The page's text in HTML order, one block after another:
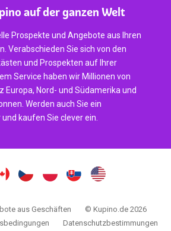
auf der ganzen Welt
Prospekte und Angebote aus Ihren
Verabschieden Sie sich von den
und Prospekten auf Ihrer
Service haben wir Millionen von
Europa, Nord- und Südamerika und
Werden auch Sie ein
kaufen Sie clever ein.
aus Geschäften
© Kupino.de 2026
Datenschutzbestimmungen